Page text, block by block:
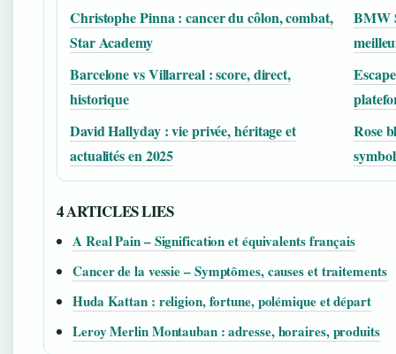
Christophe Pinna : cancer du côlon, combat,
Star Academy
BMW
Barcelone vs Villarreal : score, direct,
historique
David Hallyday : vie privée, héritage et
actualités en 2025
Rose
4 ARTICLES LIES
A Real Pain – Signification et équivalents français
Cancer de la vessie – Symptômes, causes et traitements
Huda Kattan : religion, fortune, polémique et départ
Leroy Merlin Montauban : adresse, horaires, produits